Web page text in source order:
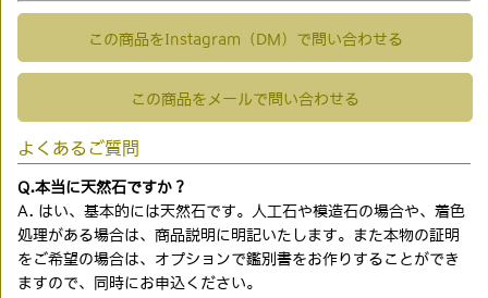
この商品をInstagram（DM）で問い合わせる
この商品をメールで問い合わせる
よくあるご質問
Q.本当に天然石ですか？
A. はい、基本的には天然石です。人工石や模造石の場合や、着色
処理がある場合は、商品説明に明記いたします。また本物の証明
をご希望の場合は、オプションで鑑別書をお作りすることができ
ますので、同時にお申込ください。